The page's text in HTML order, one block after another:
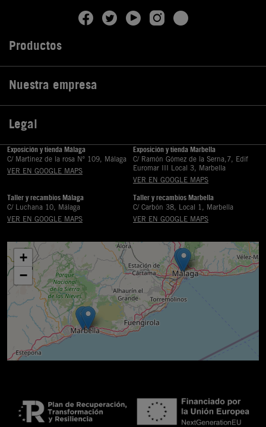
Productos
Nuestra empresa
Legal
Exposición y tienda Málaga
C/ Martinez de la rosa Nº 109, Málaga
VER EN GOOGLE MAPS
Exposición y tienda Marbella
C/ Ramón Gómez de la Serna,7, Edif
Euromar III Local 3, Marbella
VER EN GOOGLE MAPS
Taller y recambios Málaga
C/ Luchana 10, Málaga
VER EN GOOGLE MAPS
Taller y recambios Marbella
C/ Carbón 38, Local 1, Marbella
VER EN GOOGLE MAPS
+
−